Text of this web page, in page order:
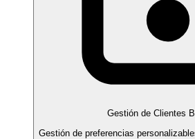
Gestión de Clientes
Gestión de preferencias